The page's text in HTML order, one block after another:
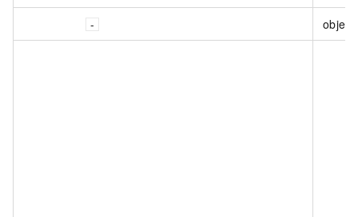
object